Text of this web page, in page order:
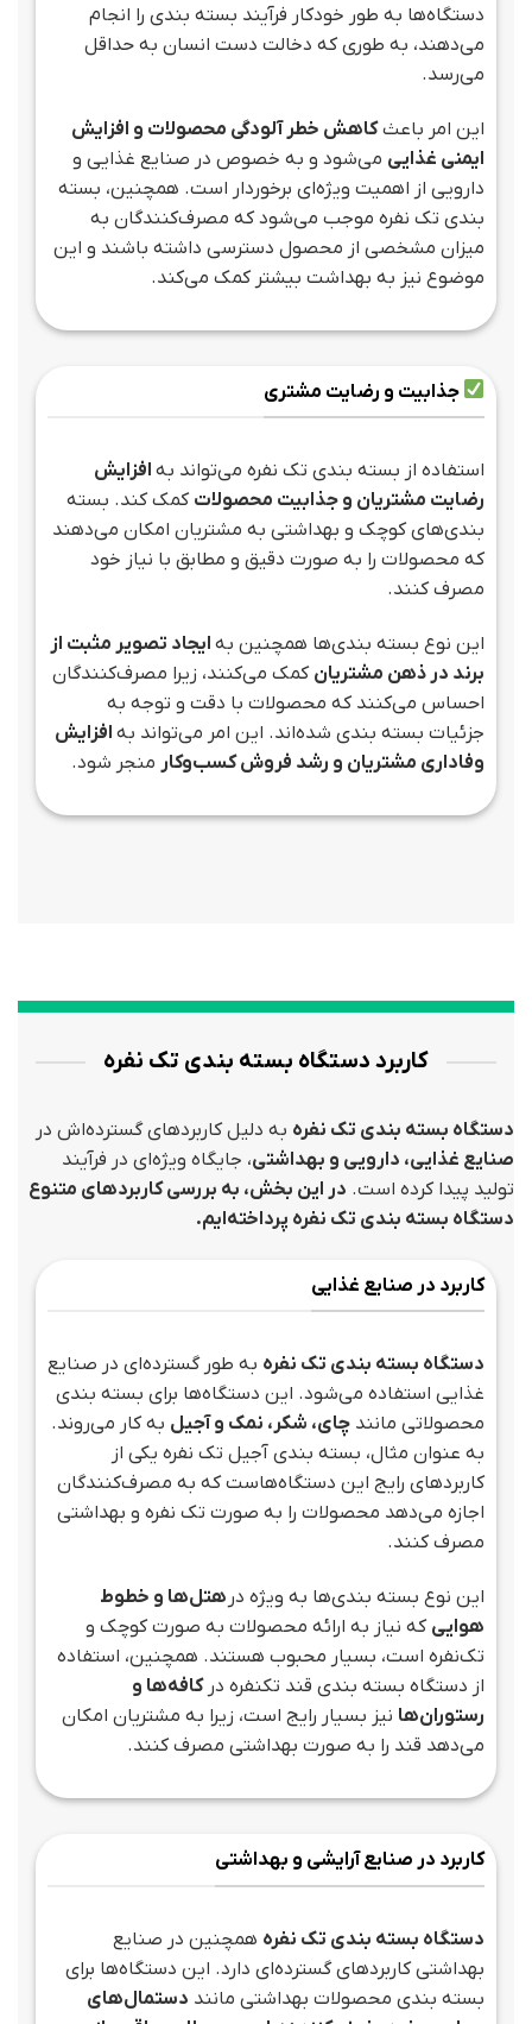
دستگاه‌ها به طور خودکار فرآیند بسته بندی را انجام
می‌دهند، به طوری که دخالت دست انسان به حداقل
می‌رسد.
این امر باعثکاهش خطر آلودگی محصولات و افزایش
ایمنی غذایی می‌شود و به خصوص در صنایع غذایی و
دارویی از اهمیت ویژه‌ای برخوردار است. همچنین، بسته
بندی تک نفره موجب می‌شود که مصرف‌کنندگان به
میزان مشخصی از محصول دسترسی داشته باشند و این
موضوع نیز به بهداشت بیشتر کمک می‌کند.
جذابیت و رضایت مشتری
استفاده از بسته بندی تک نفره می‌تواند به افزایش
رضایت مشتریان و جذابیت محصولات کمک کند. بسته
بندی‌های کوچک و بهداشتی به مشتریان امکان می‌دهند
که محصولات را به صورت دقیق و مطابق با نیاز خود
مصرف کنند.
این نوع بسته بندی‌ها همچنین به ایجاد تصویر مثبت از
برند در ذهن مشتریان کمک می‌کنند، زیرا مصرف‌کنندگان
احساس می‌کنند که محصولات با دقت و توجه به
جزئیات بسته بندی شده‌اند. این امر می‌تواند به افزایش
وفاداری مشتریان و رشد فروش کسب‌وکار منجر شود.
کاربرد دستگاه بسته بندی تک نفره
دستگاه بسته بندی تک نفره به دلیل کاربردهای گسترده‌اش در
صنایع غذایی، دارویی و بهداشتی، جایگاه ویژه‌ای در فرآیند
تولید پیدا کرده است. در این بخش، به بررسی کاربردهای متنوع
دستگاه بسته بندی تک نفره پرداخته‌ایم.
کاربرد در صنایع غذایی
دستگاه بسته بندی تک نفره به طور گسترده‌ای در صنایع
غذایی استفاده می‌شود. این دستگاه‌ها برای بسته بندی
محصولاتی مانند چای، شکر، نمک و آجیل به کار می‌روند.
به عنوان مثال، بسته بندی آجیل تک نفره یکی از
کاربردهای رایج این دستگاه‌هاست که به مصرف‌کنندگان
اجازه می‌دهد محصولات را به صورت تک نفره و بهداشتی
مصرف کنند.
این نوع بسته بندی‌ها به ویژه در هتل‌ها و خطوط
هوایی که نیاز به ارائه محصولات به صورت کوچک و
تک‌نفره است، بسیار محبوب هستند. همچنین، استفاده
از دستگاه بسته بندی قند تکنفره درکافه‌ها و
رستوران‌ها نیز بسیار رایج است، زیرا به مشتریان امکان
می‌دهد قند را به صورت بهداشتی مصرف کنند.
کاربرد در صنایع آرایشی و بهداشتی
دستگاه بسته بندی تک نفره همچنین در صنایع
بهداشتی کاربردهای گسترده‌ای دارد. این دستگاه‌ها برای
بسته بندی محصولات بهداشتی مانند دستمال‌های